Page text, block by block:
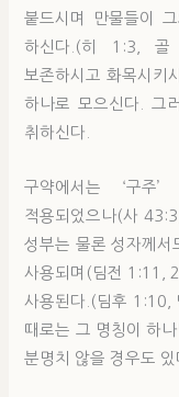
붙드시며 만물들이
하신다.(히 1:3, 골
보존하시고 화목시키
하나로 모으신다. 그
취하신다.
구약에서는 ‘구주
적용되었으나(사
성부는 물론 성자께서
사용되며(딤전 1:11,
사용된다.(딤후
때로는 그 명칭이 하
분명치 않을 경우도